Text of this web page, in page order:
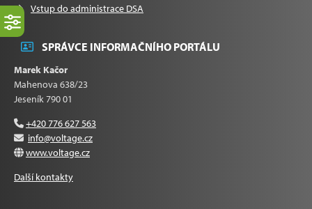
Vstup do administrace DSA
SPRÁVCE INFORMAČNÍHO PORTÁLU
Marek Kačor
Mahenova 638/23
Jeseník 790 01
+420 776 627 563
info@voltage.cz
www.voltage.cz
Další kontakty